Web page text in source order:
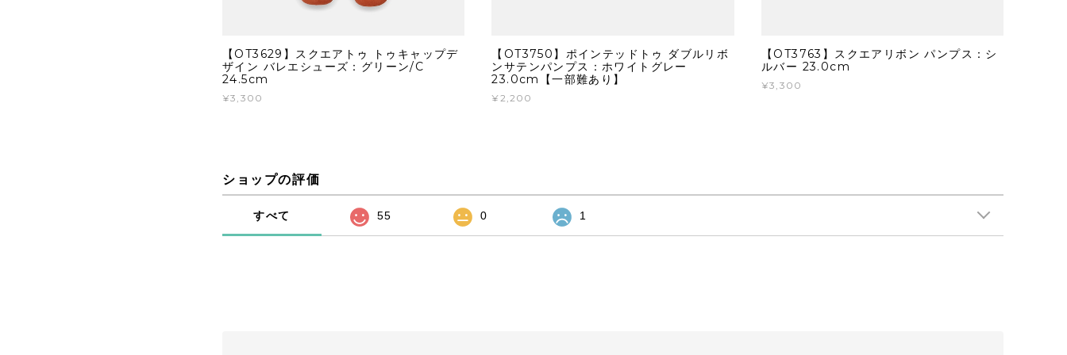
【OT3629】スクエアトゥ トゥキャップデ
ザイン バレエシューズ：グリーン/C
24.5cm
¥3,300
【OT3750】ポインテッドトゥ ダブルリボ
ンサテンパンプス：ホワイトグレー
23.0cm【一部難あり】
¥2,200
【OT3763】スクエアリボン パンプス：シ
ルバー 23.0cm
¥3,300
ショップの評価
すべて 55 0 1